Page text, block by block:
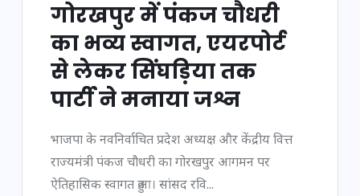
गोरखपुर में पंकज चौधरी
का भव्य स्वागत, एयरपोर्ट
से लेकर सिंघड़िया तक
पार्टी ने मनाया जश्न
भाजपा के नवनिर्वाचित प्रदेश अध्यक्ष और केंद्रीय वित्त
राज्यमंत्री पंकज चौधरी का गोरखपुर आगमन पर
ऐतिहासिक स्वागत हुआ। सांसद रवि...